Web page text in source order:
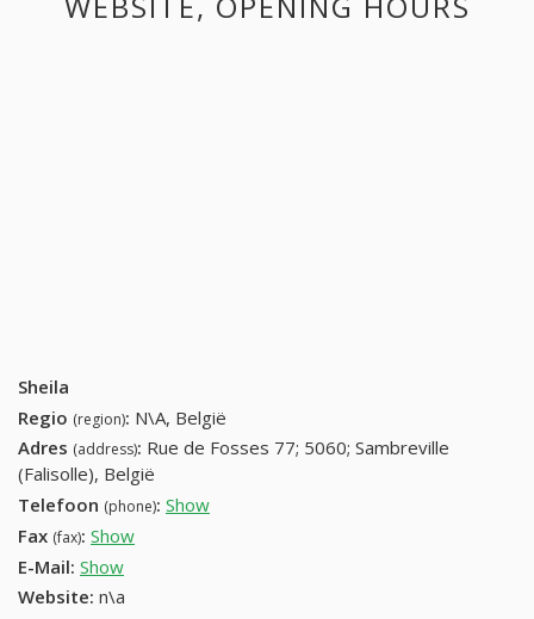
Sheila
Regio (region): N\A, België
Adres (address): Rue de Fosses 77; 5060; Sambreville
(Falisolle), België
Telefoon (phone): Show
Fax (fax): Show
E-Mail: Show
Website: n\a